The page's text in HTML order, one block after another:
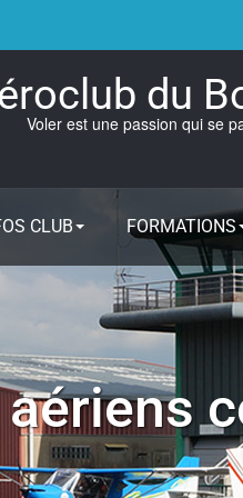
du
Voler est une passion qui se
CLUB FORMATIONS